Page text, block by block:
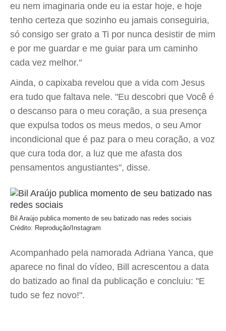
eu nem imaginaria onde eu ia estar hoje, e hoje
tenho certeza que sozinho eu jamais conseguiria,
só consigo ser grato a Ti por nunca desistir de mim
e por me guardar e me guiar para um caminho
cada vez melhor."
Ainda, o capixaba revelou que a vida com Jesus
era tudo que faltava nele. "Eu descobri que Você é
o descanso para o meu coração, a sua presença
que expulsa todos os meus medos, o seu Amor
incondicional que é paz para o meu coração, a voz
que cura toda dor, a luz que me afasta dos
pensamentos angustiantes", disse.
Bil Araújo publica momento de seu batizado nas redes sociais
Crédito: Reprodução/Instagram
Acompanhado pela namorada Adriana Yanca, que
aparece no final do vídeo, Bill acrescentou a data
do batizado ao final da publicação e concluiu: "E
tudo se fez novo!".